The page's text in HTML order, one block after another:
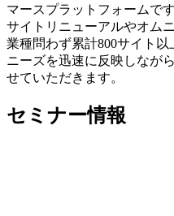
マースプラットフォームです
サイトリニューアルやオム
業種問わず累計800サイト
ニーズを迅速に反映しなが
せていただきます。
セミナー情報